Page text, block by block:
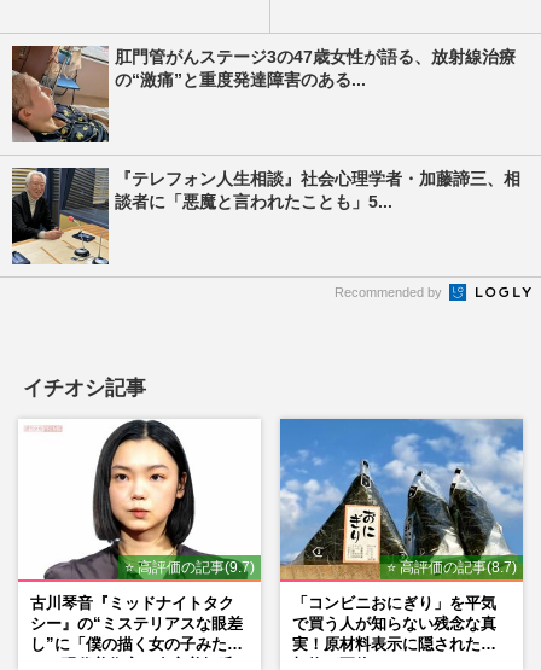
肛門管がんステージ3の47歳女性が語る、放射線治療
の“激痛”と重度発達障害のある...
『テレフォン人生相談』社会心理学者・加藤諦三、相
談者に「悪魔と言われたことも」5...
Recommended by
イチオシ記事
⭐ 高評価の記事(9.7)
古川琴音『ミッドナイトタク
シー』の“ミステリアスな眼差
し”に「僕の描く女の子みた
⭐ 高評価の記事(8.7)
「コンビニおにぎり」を平気
で買う人が知らない残念な真
実！原材料表示に隠された添